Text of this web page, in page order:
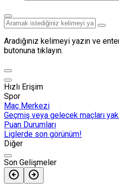
Aradığınız kelimeyi yazın ve
butonuna tıklayın.
Hızlı Erişim
Spor
Maç Merkezi
Geçmiş veya gelecek maçları
Puan Durumları
Liglerde son görünüm!
Diğer
Son Gelişmeler